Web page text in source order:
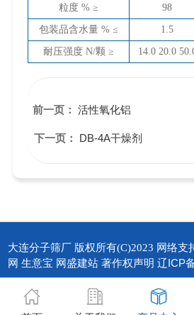
粒度 % ≥ 98
包装品含水量 % ≤ 1.5
耐压强度 N/颗 ≥ 14.0 20.0
前一页： 活性氧化铝
下一页： DB-4A干燥剂
大连分子筛厂 版权所有(C)2023 网络支
网 生意宝 网盛建站 著作权声明 辽ICP